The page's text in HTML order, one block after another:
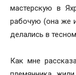
мастерскую в
рабочую (она же
делались в
Как мне